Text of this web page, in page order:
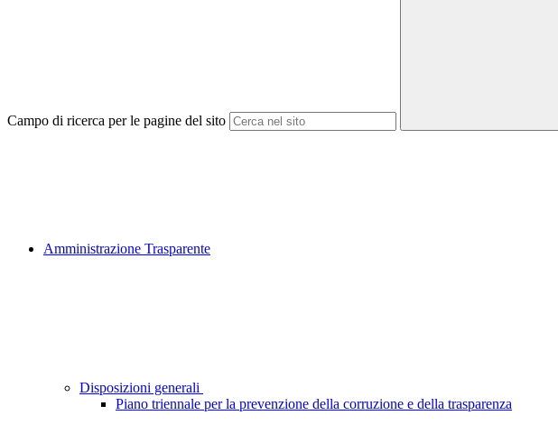
Campo di ricerca per le pagine del sito
Amministrazione Trasparente
Disposizioni generali
Piano triennale per la prevenzione della corruzione e della trasparenza